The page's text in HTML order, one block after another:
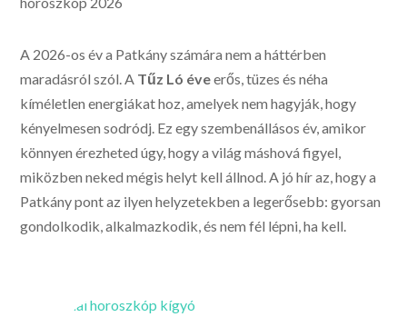
A 2026-os év a Patkány számára nem a háttérben
maradásról szól. A Tűz Ló éveerős, tüzes és néha
kíméletlen energiákat hoz, amelyek nem hagyják, hogy
kényelmesen sodródj. Ez egy szembenállásos év, amikor
könnyen érezheted úgy, hogy a világ máshová figyel,
miközben neked mégis helyt kell állnod. A jó hír az, hogy a
Patkány pont az ilyen helyzetekben a legerősebb: gyorsan
gondolkodik, alkalmazkodik, és nem fél lépni, ha kell.